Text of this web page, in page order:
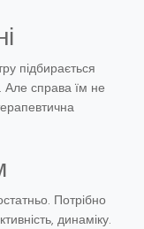
підбирається
Але справа їм не
Потрібно
динаміку.